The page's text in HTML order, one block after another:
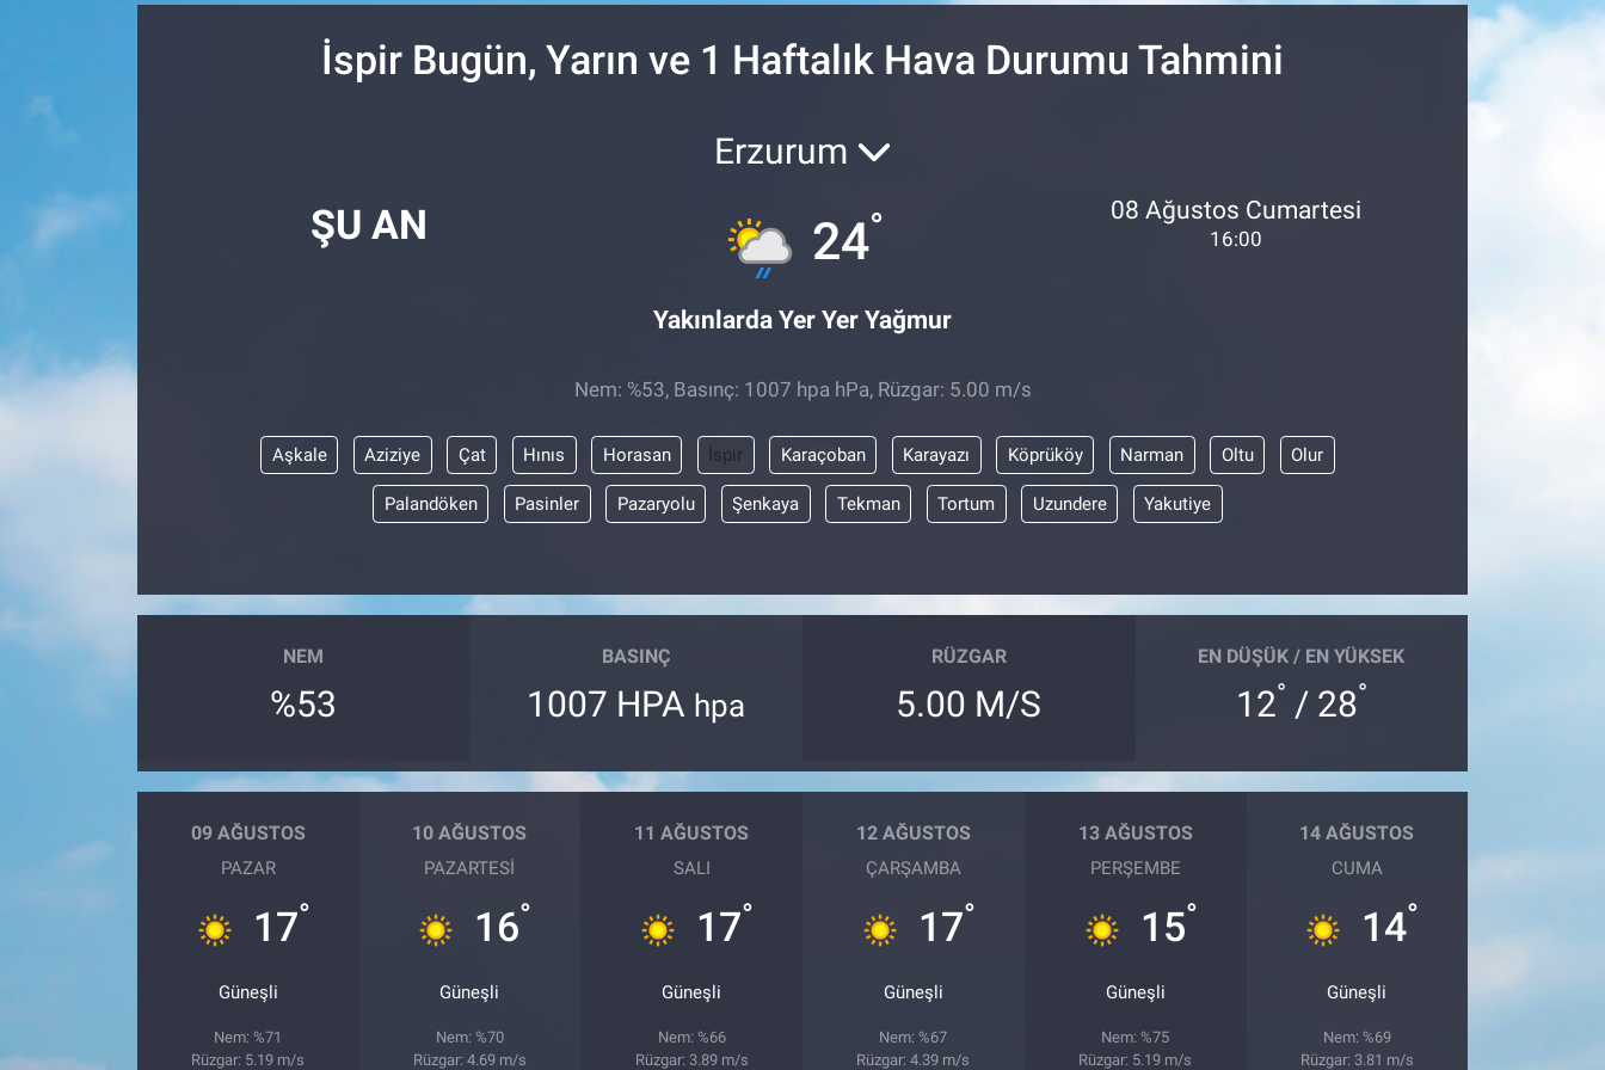
İspir Bugün, Yarın ve 1 Haftalık Hava Durumu Tahmini
ŞU AN
Erzurum
24°
Yakınlarda Yer Yer Yağmur
08 Ağustos Cumartesi
16:00
Nem: %53, Basınç: 1007 hpa hPa, Rüzgar: 5.00 m/s
Aşkale Aziziye Çat Hınıs Horasan İspir Karaçoban Karayazı Köprüköy Narman Oltu Olur
Palandöken Pasinler Pazaryolu Şenkaya Tekman Tortum Uzundere Yakutiye
NEM
%53
BASINÇ
1007 HPA hpa
RÜZGAR
5.00 M/S
EN DÜŞÜK / EN YÜKSEK
12° / 28°
09 AĞUSTOS
PAZAR
17°
Güneşli
Nem: %71
Rüzgar: 5.19 m/s
10 AĞUSTOS
PAZARTESI
16°
Güneşli
Nem: %70
Rüzgar: 4.69 m/s
11 AĞUSTOS
SALI
17°
Güneşli
Nem: %66
Rüzgar: 3.89 m/s
12 AĞUSTOS
ÇARŞAMBA
17°
Güneşli
Nem: %67
Rüzgar: 4.39 m/s
13 AĞUSTOS
PERŞEMBE
15°
Güneşli
Nem: %75
Rüzgar: 5.19 m/s
14 AĞUSTOS
CUMA
14°
Güneşli
Nem: %69
Rüzgar: 3.81 m/s